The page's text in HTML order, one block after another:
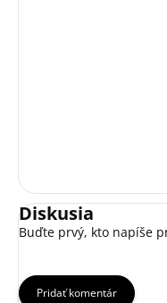
Diskusia
Buďte prvý, kto napíše
Pridať komentár